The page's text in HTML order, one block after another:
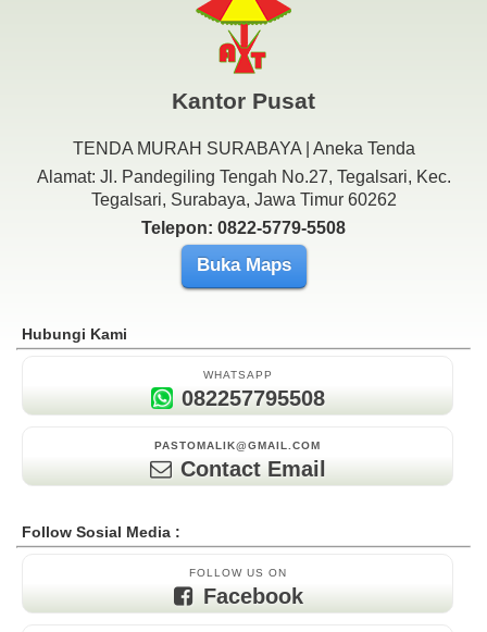
Kantor Pusat
TENDA MURAH SURABAYA | Aneka Tenda
Alamat: Jl. Pandegiling Tengah No.27, Tegalsari, Kec.
Tegalsari, Surabaya, Jawa Timur 60262
Telepon: 0822-5779-5508
Buka Maps
Hubungi Kami
WHATSAPP
082257795508
PASTOMALIK@GMAIL.COM
Contact Email
Follow Sosial Media :
FOLLOW US ON
Facebook